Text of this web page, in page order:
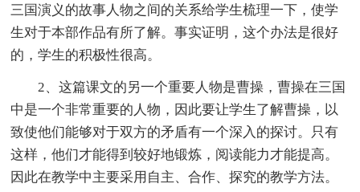
三国演义的故事人物之间的关系给学生梳理一下，使学
生对于本部作品有所了解。事实证明，这个办法是很好
的，学生的积极性很高。
2、这篇课文的另一个重要人物是曹操，曹操在三国
中是一个非常重要的人物，因此要让学生了解曹操，以
致使他们能够对于双方的矛盾有一个深入的探讨。只有
这样，他们才能得到较好地锻炼，阅读能力才能提高。
因此在教学中主要采用自主、合作、探究的教学方法。